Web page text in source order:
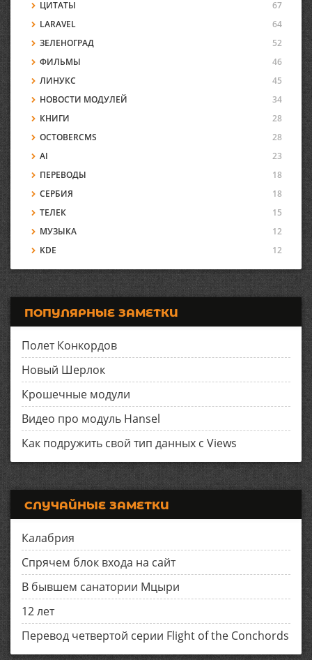
ЦИТАТЫ
67
LARAVEL
64
ЗЕЛЕНОГРАД
52
ФИЛЬМЫ
46
ЛИНУКС
45
НОВОСТИ МОДУЛЕЙ
34
КНИГИ
28
OCTOBERCMS
28
AI
23
ПЕРЕВОДЫ
18
СЕРБИЯ
18
ТЕЛЕК
15
МУЗЫКА
12
KDE
12
ПОПУЛЯРНЫЕ ЗАМЕТКИ
Полет Конкордов
Новый Шерлок
Крошечные модули
Видео про модуль Hansel
Как подружить свой тип данных с Views
СЛУЧАЙНЫЕ ЗАМЕТКИ
Калабрия
Спрячем блок входа на сайт
В бывшем санатории Мцыри
12 лет
Перевод четвертой серии Flight of the Conchords